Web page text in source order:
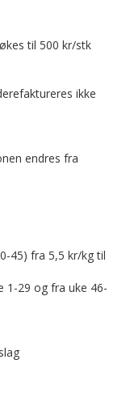
til 500 kr/stk
ikke
endres fra
45) fra 5,5 kr/kg til
1-29 og fra uke 46-